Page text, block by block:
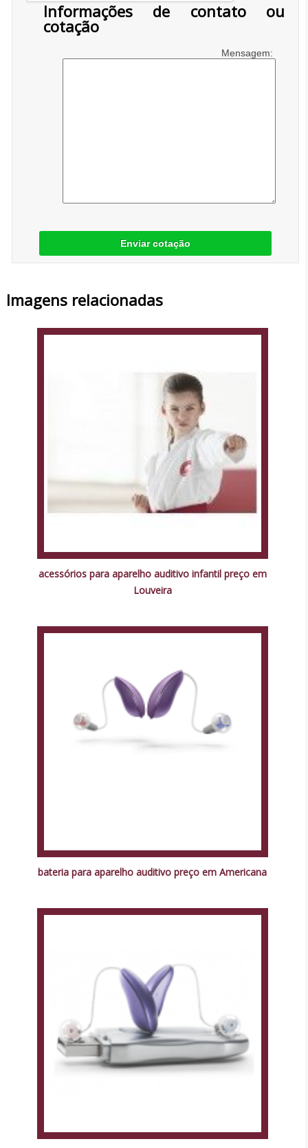
Informações de contato ou
cotação
Mensagem:
Enviar cotação
Imagens relacionadas
acessórios para aparelho auditivo infantil preço em
Louveira
bateria para aparelho auditivo preço em Americana